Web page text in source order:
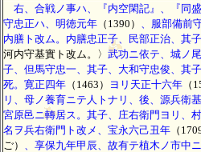
右、合戦ノ事ハ、『内空閑記』、『同
守忠正ハ、明徳元年 （1390）
、服部備
内膳ト改ム。内膳忠正子、民部正治、其
河内守基實ト改ム。〉 武功ニ依テ、城ノ
子、但馬守忠一、其子、大和守忠俊、其
死。寛正四年 （1463） ヨリ天正十六年 （
リ、母ノ養育ニテ人トナリ、後、源兵衛
宮原邑ニ轉居ス。其子、庄右衛門ヨリ、
名ヲ兵右衛門ト改メ、宝永六己丑年 （
ご）
、享保九年甲辰、故有テ植木ノ市